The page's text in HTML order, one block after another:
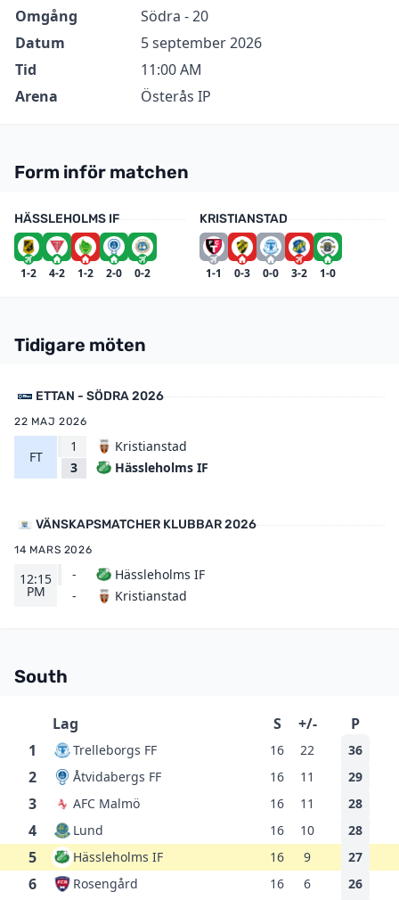
Omgång
Södra - 20
Datum
5 september 2026
Tid
11:00 AM
Arena
Österås IP
Form inför matchen
HÄSSLEHOLMS IF
1-2 4-2 1-2 2-0 0-2
KRISTIANSTAD
1-1 0-3 0-0 3-2 1-0
Tidigare möten
ETTAN - SÖDRA 2026
22 MAJ 2026
FT
1
3
Kristianstad
Hässleholms IF
VÄNSKAPSMATCHER KLUBBAR 2026
14 MARS 2026
12:15
PM
-
-
Hässleholms IF
Kristianstad
South
Lag S +/-
P
1
Trelleborgs FF 16 22 36
2 Åtvidabergs FF 16 11 29
3 AFC Malmö 16 11 28
4 Lund 16 10 28
5 Hässleholms IF 16 9 27
6 Rosengård 16 6 26